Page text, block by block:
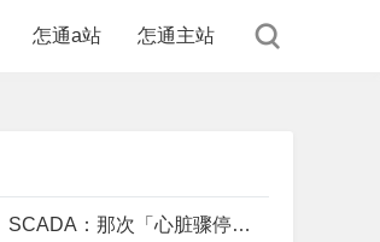
怎通a站 怎通主站
SCADA：那次「心脏骤停」后，我才真正搞懂监控系统